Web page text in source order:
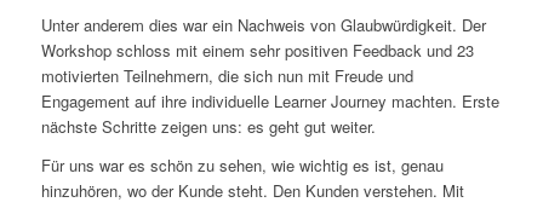
Unter anderem dies war ein Nachweis von Glaubwürdigkeit. Der
Workshop schloss mit einem sehr positiven Feedback und 23
motivierten Teilnehmern, die sich nun mit Freude und
Engagement auf ihre individuelle Learner Journey machten. Erste
nächste Schritte zeigen uns: es geht gut weiter.
Für uns war es schön zu sehen, wie wichtig es ist, genau
hinzuhören, wo der Kunde steht. Den Kunden verstehen. Mit